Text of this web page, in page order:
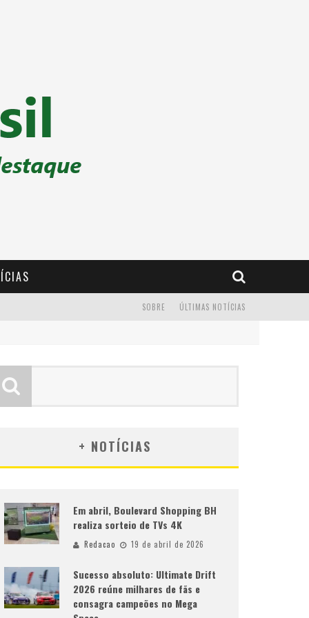
ÚLTIMAS NOTÍCIAS
SOBRE
+ NOTÍCIAS
Em abril, Boulevard Shopping BH
realiza sorteio de TVs 4K
Redacao 19 de abril de 2026
Sucesso absoluto: Ultimate Drift
2026 reúne milhares de fãs e
consagra campeões no Mega